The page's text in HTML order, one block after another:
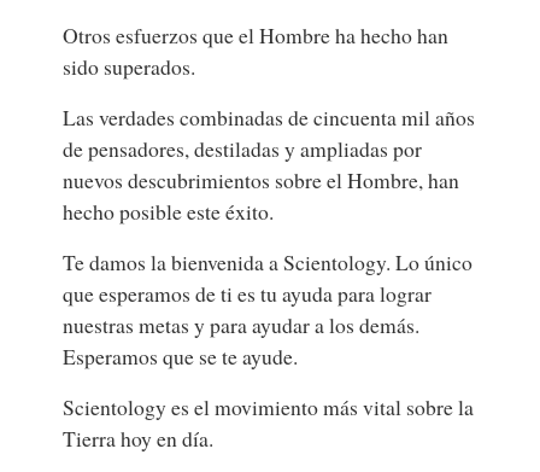
Otros esfuerzos que el Hombre ha hecho han
sido superados.
Las verdades combinadas de cincuenta mil años
de pensadores, destiladas y ampliadas por
nuevos descubrimientos sobre el Hombre, han
hecho posible este éxito.
Te damos la bienvenida a Scientology. Lo único
que esperamos de ti es tu ayuda para lograr
nuestras metas y para ayudar a los demás.
Esperamos que se te ayude.
Scientology es el movimiento más vital sobre la
Tierra hoy en día.